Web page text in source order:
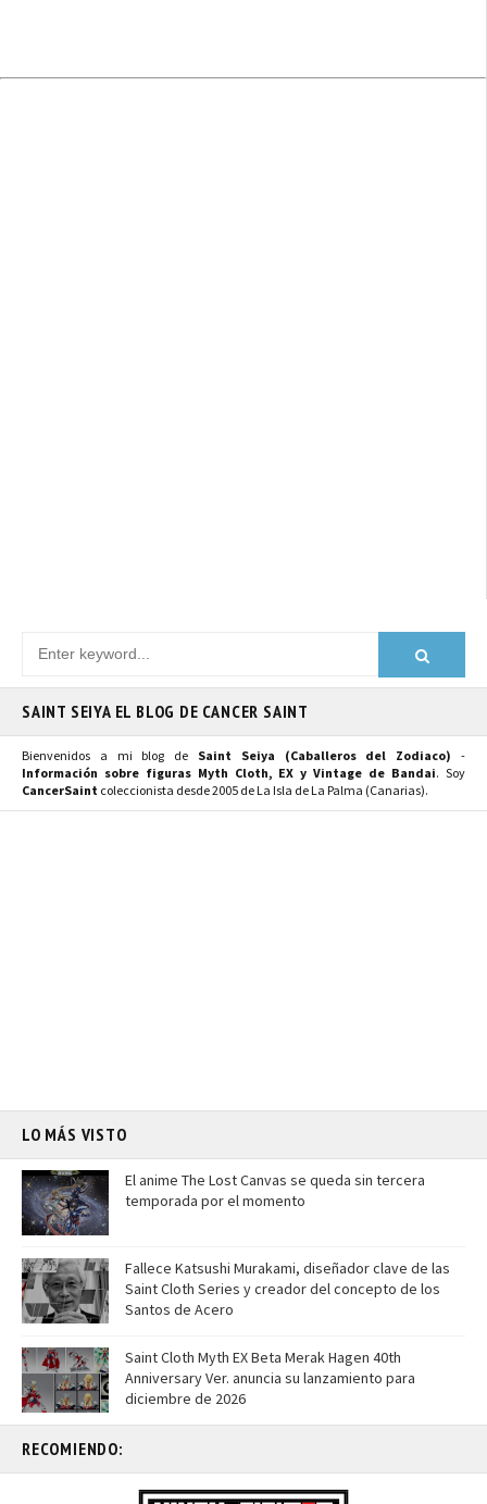
SAINT SEIYA EL BLOG DE CANCER SAINT
Bienvenidos a mi blog de Saint Seiya (Caballeros del Zodiaco) -
Información sobre figuras Myth Cloth, EX y Vintage de Bandai. Soy
CancerSaint coleccionista desde 2005 de La Isla de La Palma (Canarias).
LO MÁS VISTO
El anime The Lost Canvas se queda sin tercera
temporada por el momento
Fallece Katsushi Murakami, diseñador clave de las
Saint Cloth Series y creador del concepto de los
Santos de Acero
Saint Cloth Myth EX Beta Merak Hagen 40th
Anniversary Ver. anuncia su lanzamiento para
diciembre de 2026
RECOMIENDO: